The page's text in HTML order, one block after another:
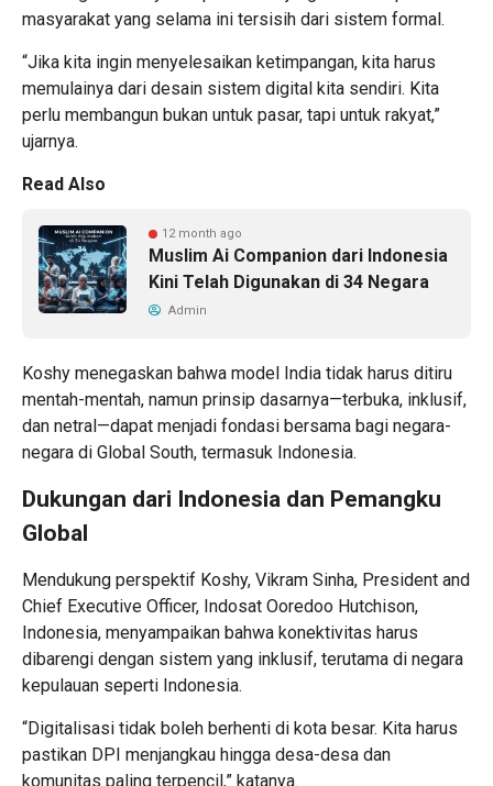
masyarakat yang selama ini tersisih dari sistem formal.
“Jika kita ingin menyelesaikan ketimpangan, kita harus
memulainya dari desain sistem digital kita sendiri. Kita
perlu membangun bukan untuk pasar, tapi untuk rakyat,”
ujarnya.
Read Also
12 month ago
Muslim Ai Companion dari Indonesia
Kini Telah Digunakan di 34 Negara
Admin
Koshy menegaskan bahwa model India tidak harus ditiru
mentah-mentah, namun prinsip dasarnya—terbuka, inklusif,
dan netral—dapat menjadi fondasi bersama bagi negara-
negara di Global South, termasuk Indonesia.
Dukungan dari Indonesia dan Pemangku
Global
Mendukung perspektif Koshy, Vikram Sinha, President and
Chief Executive Officer, Indosat Ooredoo Hutchison,
Indonesia, menyampaikan bahwa konektivitas harus
dibarengi dengan sistem yang inklusif, terutama di negara
kepulauan seperti Indonesia.
“Digitalisasi tidak boleh berhenti di kota besar. Kita harus
pastikan DPI menjangkau hingga desa-desa dan
komunitas paling terpencil,” katanya.